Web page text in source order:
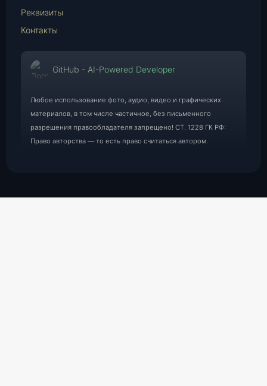
Реквизиты
Контакты
GitHub - AI-Powered Developer
Любое использование фото, аудио, видео и графических
материалов, в том числе частичное, без письменного
разрешения правообладателя запрещено! СТ. 1228 ГК РФ:
Право авторства — то есть право считаться автором.